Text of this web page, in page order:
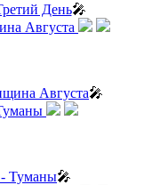
День🎤
Августа🎤
Туманы🎤